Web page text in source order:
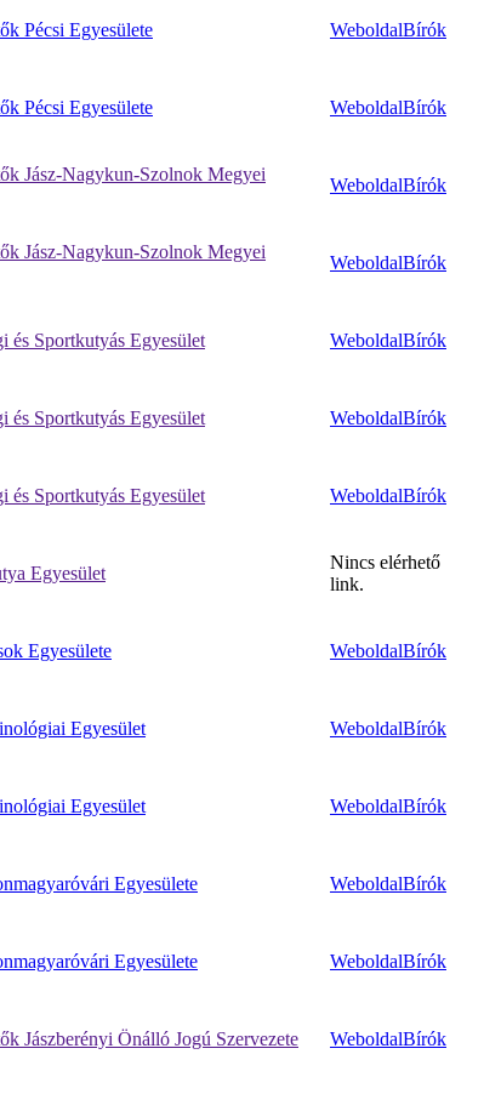
Pécsi Egyesülete WeboldalBírók
Pécsi Egyesülete WeboldalBírók
Jász-Nagykun-Szolnok Megyei
WeboldalBírók
Jász-Nagykun-Szolnok Megyei
WeboldalBírók
és Sportkutyás Egyesület WeboldalBírók
és Sportkutyás Egyesület WeboldalBírók
és Sportkutyás Egyesület WeboldalBírók
Egyesület
Nincs elérhető
link.
Egyesülete WeboldalBírók
Egyesület WeboldalBírók
Egyesület WeboldalBírók
Egyesülete WeboldalBírók
Egyesülete WeboldalBírók
Jászberényi Önálló Jogú Szervezete WeboldalBírók